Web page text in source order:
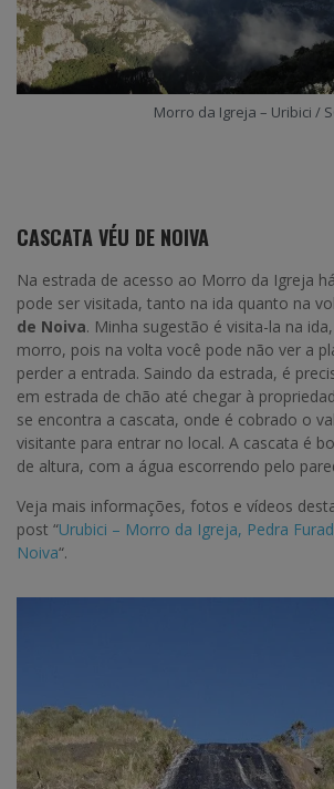
Morro da Igreja – Uribici /
CASCATA VÉU DE NOIVA
Na estrada de acesso ao Morro da Igreja
pode ser visitada, tanto na ida quanto na
de Noiva. Minha sugestão é visita-la na
morro, pois na volta você pode não ver a
perder a entrada. Saindo da estrada, é
em estrada de chão até chegar à
se encontra a cascata, onde é cobrado o
visitante para entrar no local. A cascata é
de altura, com a água escorrendo pelo
Veja mais informações, fotos e vídeos
post “Urubici – Morro da Igreja, Pedra
Noiva“.